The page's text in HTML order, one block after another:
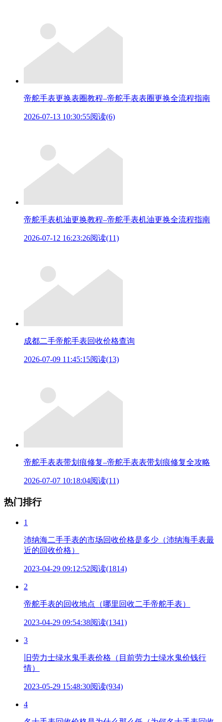
帝舵手表更换表圈教程–帝舵手表表圈更换全流程指南
2026-07-13 10:30:55阅读(6)
帝舵手表机油更换教程–帝舵手表机油更换全流程指南
2026-07-12 16:23:26阅读(11)
成都二手帝舵手表回收价格查询
2026-07-09 11:45:15阅读(13)
帝舵手表表带划痕修复–帝舵手表表带划痕修复全攻略
2026-07-07 10:18:04阅读(11)
热门排行
1
沛纳海二手手表的市场回收价格是多少（沛纳海手表最
近的回收价格）
2023-04-29 09:12:52阅读(1814)
2
帝舵手表的回收地点（哪里回收二手帝舵手表）
2023-04-29 09:54:38阅读(1341)
3
旧劳力士绿水鬼手表价格（目前劳力士绿水鬼价钱行
情）
2023-05-29 15:48:30阅读(934)
4